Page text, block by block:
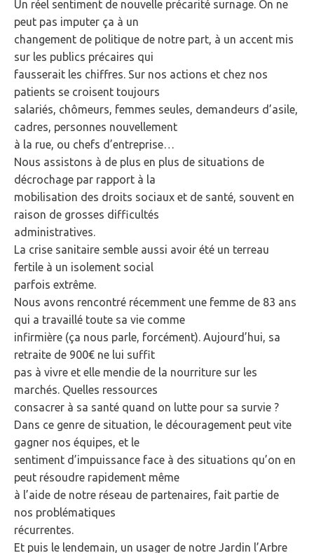
Un réel sentiment de nouvelle précarité surnage. On ne
peut pas imputer ça à un
changement de politique de notre part, à un accent mis
sur les publics précaires qui
fausserait les chiffres. Sur nos actions et chez nos
patients se croisent toujours
salariés, chômeurs, femmes seules, demandeurs d’asile,
cadres, personnes nouvellement
à la rue, ou chefs d’entreprise…
Nous assistons à de plus en plus de situations de
décrochage par rapport à la
mobilisation des droits sociaux et de santé, souvent en
raison de grosses difficultés
administratives.
La crise sanitaire semble aussi avoir été un terreau
fertile à un isolement social
parfois extrême.
Nous avons rencontré récemment une femme de 83 ans
qui a travaillé toute sa vie comme
infirmière (ça nous parle, forcément). Aujourd’hui, sa
retraite de 900€ ne lui suffit
pas à vivre et elle mendie de la nourriture sur les
marchés. Quelles ressources
consacrer à sa santé quand on lutte pour sa survie ?
Dans ce genre de situation, le découragement peut vite
gagner nos équipes, et le
sentiment d’impuissance face à des situations qu’on en
peut résoudre rapidement même
à l’aide de notre réseau de partenaires, fait partie de
nos problématiques
récurrentes.
Et puis le lendemain, un usager de notre Jardin l’Arbre